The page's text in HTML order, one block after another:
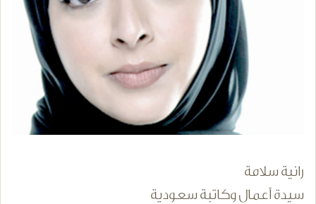
رانية سلامة
سيدة أعمال وكاتبة سعودية